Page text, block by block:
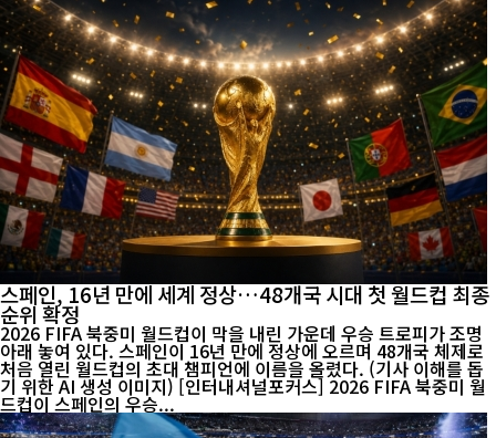
스페인, 16년 만에 세계 정상…48개국 시대 첫 월드컵 최종
순위 확정
2026 FIFA 북중미 월드컵이 막을 내린 가운데 우승 트로피가 조명
아래 놓여 있다. 스페인이 16년 만에 정상에 오르며 48개국 체제로
처음 열린 월드컵의 초대 챔피언에 이름을 올렸다. (기사 이해를 돕
기 위한 AI 생성 이미지) [인터내셔널포커스] 2026 FIFA 북중미 월
드컵이 스페인의 우승...